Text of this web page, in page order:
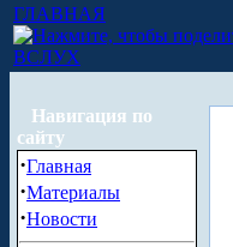
ГЛАВНАЯ
ВСЛУХ
Навигация по
сайту
·Главная
·Материалы
·Новости